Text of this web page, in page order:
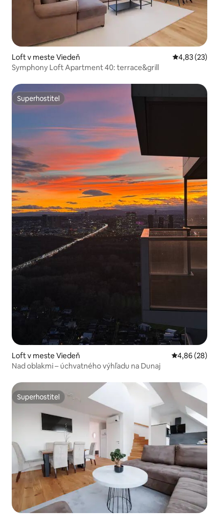
Loft v meste Viedeň Priemerné
4,83 (23)
Symphony Loft Apartment 40: terrace&grill
Superhostiteľ
Superhostiteľ
Loft v meste Viedeň Priemerné
4,86 (28)
Nad oblakmi – úchvatného výhľadu na Dunaj
Superhostiteľ
Superhostiteľ